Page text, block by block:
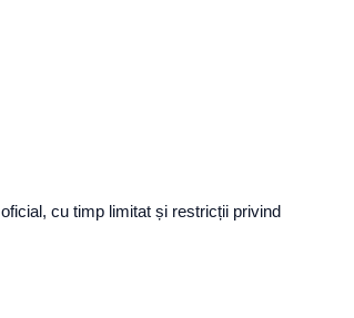
cu timp limitat și restricții privind